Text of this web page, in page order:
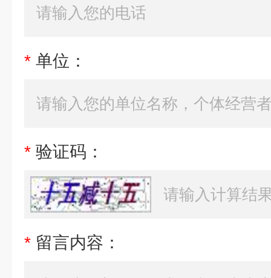
* 单位：
* 验证码：
* 留言内容：